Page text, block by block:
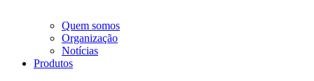
Quem somos
Organização
Notícias
Produtos